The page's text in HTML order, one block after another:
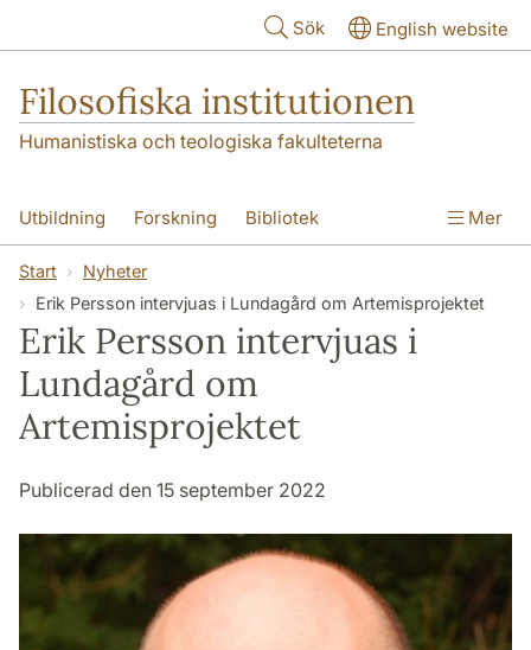
Sök English website
Filosofiska institutionen
Humanistiska och teologiska fakulteterna
Utbildning Forskning Bibliotek
Personal Kontakt
Mer
Start
Nyheter
Erik Persson intervjuas i Lundagård om Artemisprojektet
Erik Persson intervjuas i
Lundagård om
Artemisprojektet
Publicerad den 15 september 2022